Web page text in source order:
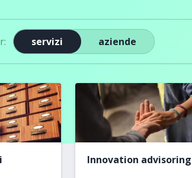
: servizi aziende
Innovation advisoring